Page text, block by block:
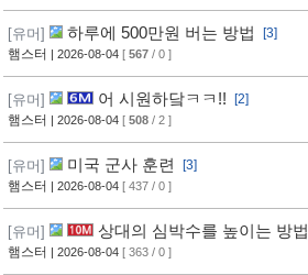
[유머] 하루에 500만원 버는 방법
[3]
햄스터
| 2026-08-04 [ 567 / 0 ]
[유머] 어 시원하닼ㅋㅋ!!
[2]
햄스터
| 2026-08-04 [ 508 / 2 ]
[유머] 미국 군사 훈련
[3]
햄스터
| 2026-08-04 [ 437 / 0 ]
[유머] 상대의 심박수를 높이는 방법
햄스터 | 2026-08-04 [ 363 / 0 ]